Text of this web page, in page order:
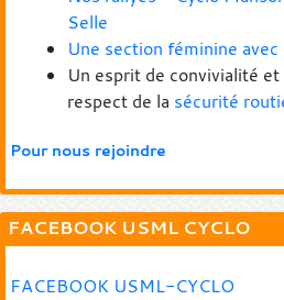
Selle
Une section féminine
Un esprit de convivialité
respect de la sécurité
Pour nous rejoindre
FACEBOOK USML CYCLO
FACEBOOK USML-CYCLO